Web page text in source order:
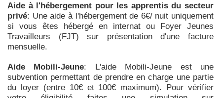
Aide à l'hébergement pour les apprentis du secteur
privé: Une aide à l'hébergement de 6€/ nuit uniquement
si vous êtes hébergé en internat ou Foyer Jeunes
Travailleurs (FJT) sur présentation d'une facture
mensuelle.
Aide Mobili-Jeune: L'aide Mobili-Jeune est une
subvention permettant de prendre en charge une partie
du loyer (entre 10€ et 100€ maximum). Pour vérifier